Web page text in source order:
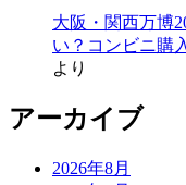
大阪・関西万博
い？コンビニ購
より
アーカイブ
2026年8月